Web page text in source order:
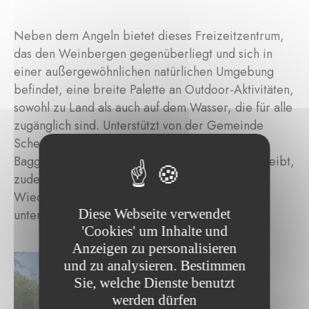
Neben dem Angeln bietet dieses Freizeitzentrum,
das den Weinbergen gegenüberliegt und sich in
einer außergewöhnlichen natürlichen Umgebung
befindet, eine breite Palette an Outdoor-Aktivitäten,
sowohl zu Land als auch auf dem Wasser, die für alle
zugänglich sind. Unterstützt von der Gemeinde
Schengen, setzt sich die Vereinigung Erliefnis
Baggerweier, die diesen Ort verwaltet und betreibt,
zudem für die berufliche Eingliederung und
Wiedereingliederung von Menschen mit
unterschiedlichen Hintergründen ein.
Diese Webseite verwendet
'Cookies' um Inhalte und
Anzeigen zu personalisieren
und zu analysieren. Bestimmen
Sie, welche Dienste benutzt
werden dürfen